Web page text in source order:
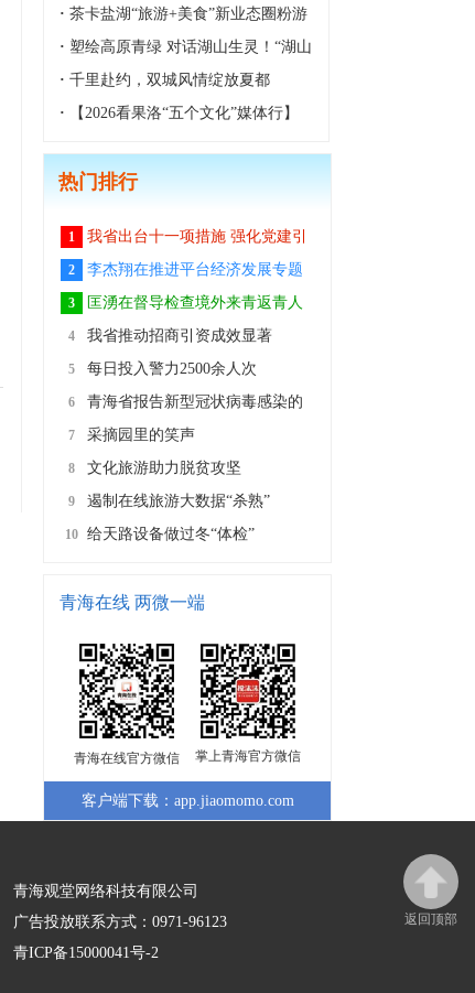
返回顶部
境走出影视文旅融合新路
· 茶卡盐湖“旅游+美食”新业态圈粉游
客
· 塑绘高原青绿 对话湖山生灵！“湖山
对话” 雕塑展在西宁青海美术馆开幕
· 千里赴约，双城风情绽放夏都
· 【2026看果洛“五个文化”媒体行】
域格萨尔文化旅游节迎宾晚会
热门排行
1
我省出台十一项措施 强化党建引
领推动全省非公企业和社会组织复工
复产
2
李杰翔在推进平台经济发展专题
会上强调 适应数字经济发展大势 打
造网络交易支撑平台 加快推动青海特
色资源产品走出去创效益
3
匡湧在督导检查境外来青返青人
员疫情防控工作时强调 切实提高疫情
防控警惕性 严防境外疫情输入风险
4 我省推动招商引资成效显著
5
每日投入警力2500余人次
战“疫”，青海公安在行动
6
青海省报告新型冠状病毒感染的
肺炎新增确诊病例0例
7 采摘园里的笑声
8 文化旅游助力脱贫攻坚
9 遏制在线旅游大数据“杀熟”
10 给天路设备做过冬“体检”
青海在线 两微一端
青海在线官方微信 掌上青海官方微信
客户端下载：app.jiaomomo.com
青海观堂网络科技有限公司
广告投放联系方式：0971-96123
青ICP备15000041号-2